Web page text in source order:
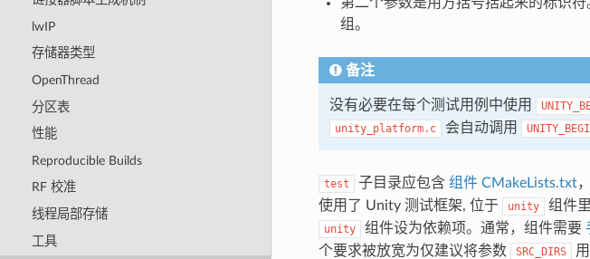
lwIP
存储器类型
OpenThread
分区表
性能
Reproducible Builds
RF 校准
线程局部存储
工具
组。
备注
没有必要在每个测试用例中使用
unity_platform.c 会自动调用
test 子目录应包含 组件 CMakeLists.txt
使用了 Unity 测试框架, 位于
unity 组件
unity 组件设为依赖项。通常，组件需要
个要求被放宽为仅建议将参数
SRC_DIRS